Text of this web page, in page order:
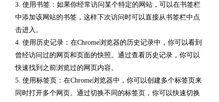
3. 使用书签：如果你经常访问某个特定的网站，可以在书签栏
中添加该网站的书签，这样下次访问时可以直接从书签栏中点
击进入。
4. 使用历史记录：在Chrome浏览器的历史记录中，你可以看到
曾经访问过的网页和页面的快照。通过查看历史记录，你可以
快速找到之前浏览过的网页内容。
5. 使用标签页：在Chrome浏览器中，你可以创建多个标签页来
同时打开多个网页。通过切换不同的标签页，你可以快速切换